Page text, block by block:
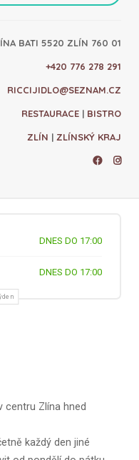
BATI 5520 ZLÍN 760 01
+420 776 278 291
RICCIJIDLO@SEZNAM.CZ
RESTAURACE | BISTRO
ZLÍN | ZLÍNSKÝ KRAJ
DNES DO 17:00
DNES DO 17:00
centru Zlína hned
každý den jiné